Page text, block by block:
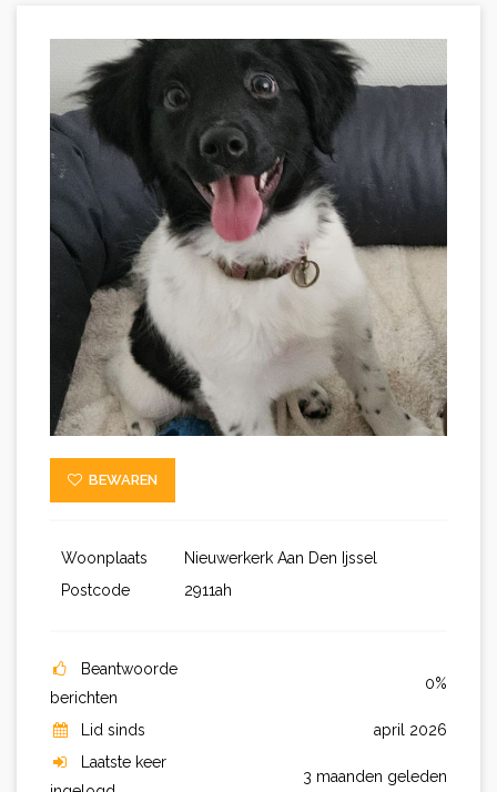
BEWAREN
Woonplaats
Nieuwerkerk Aan Den Ijssel
Postcode
2911ah
Beantwoorde
berichten
0%
Lid sinds
april 2026
Laatste keer
3 maanden geleden